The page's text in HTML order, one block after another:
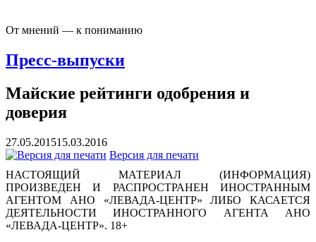
От мнений — к пониманию
Пресс-выпуски
Майские рейтинги одобрения и
доверия
27.05.201515.03.2016
Версия для печати
НАСТОЯЩИЙ МАТЕРИАЛ (ИНФОРМАЦИЯ)
ПРОИЗВЕДЕН И РАСПРОСТРАНЕН ИНОСТРАННЫМ
АГЕНТОМ АНО «ЛЕВАДА-ЦЕНТР» ЛИБО КАСАЕТСЯ
ДЕЯТЕЛЬНОСТИ ИНОСТРАННОГО АГЕНТА АНО
«ЛЕВАДА-ЦЕНТР». 18+